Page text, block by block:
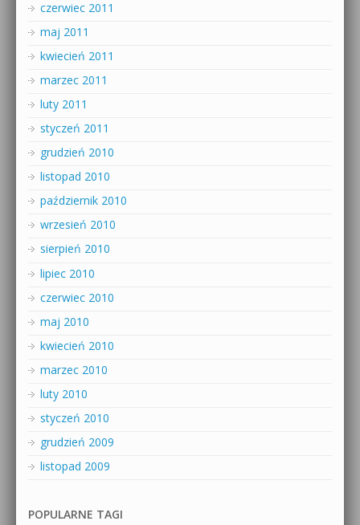
czerwiec 2011
maj 2011
kwiecień 2011
marzec 2011
luty 2011
styczeń 2011
grudzień 2010
listopad 2010
październik 2010
wrzesień 2010
sierpień 2010
lipiec 2010
czerwiec 2010
maj 2010
kwiecień 2010
marzec 2010
luty 2010
styczeń 2010
grudzień 2009
listopad 2009
POPULARNE TAGI